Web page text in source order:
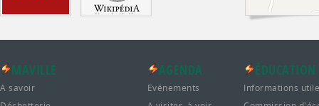
MAVILLE
A savoir
AGENDA
Evénements
ÉDUCATION
Informations